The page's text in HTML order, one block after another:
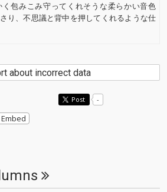
包みこみ守ってくれそうな柔らかい音色
り、不思議と背中を押してくれるような仕
about incorrect data
Post -
Embed